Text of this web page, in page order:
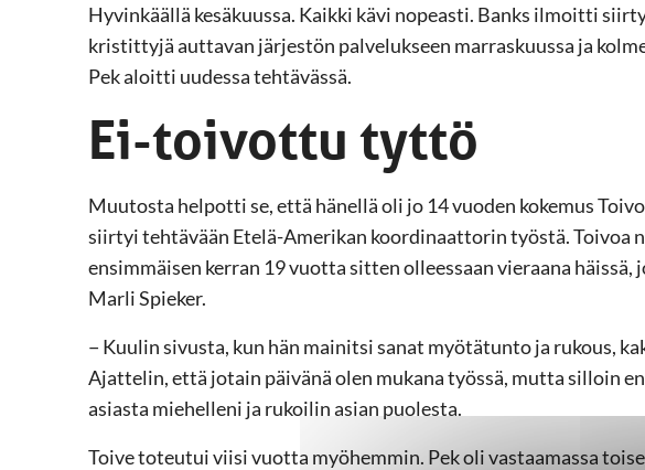
Hyvinkäällä kesäkuussa. Kaikki kävi nopeasti. Banks ilmoitti
kristittyjä auttavan järjestön palvelukseen marraskuussa ja
Pek aloitti uudessa tehtävässä.
Ei-toivottu tyttö
Muutosta helpotti se, että hänellä oli jo 14 vuoden kokemus
siirtyi tehtävään Etelä-Amerikan koordinaattorin työstä. Toivoa
ensimmäisen kerran 19 vuotta sitten olleessaan vieraana
Marli Spieker.
− Kuulin sivusta, kun hän mainitsi sanat myötätunto ja rukous,
Ajattelin, että jotain päivänä olen mukana työssä, mutta silloin
asiasta miehelleni ja rukoilin asian puolesta.
Toive toteutui viisi vuotta myöhemmin. Pek oli vastaamassa